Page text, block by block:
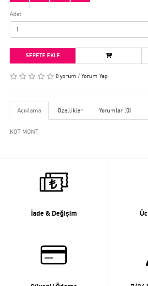
Adet
SEPETE EKLE
0 yorum / Yorum Yap
Açıklama Özellikler Yorumlar (0)
KOT MONT
İade & Değişim